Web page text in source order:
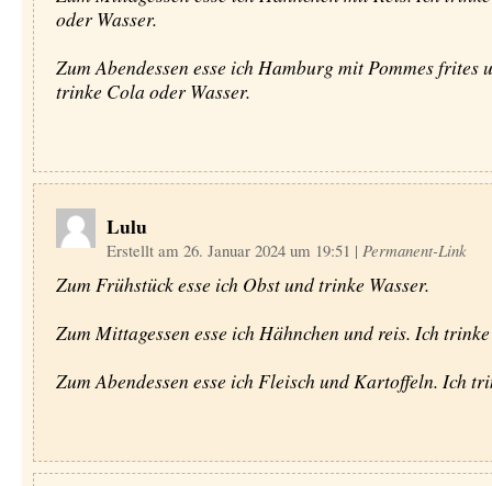
oder Wasser.
Zum Abendessen esse ich Hamburg mit Pommes frites
trinke Cola oder Wasser.
Lulu
Erstellt am 26. Januar 2024 um 19:51 | Permanent-Link
Zum Frühstück esse ich Obst und trinke Wasser.
Zum Mittagessen esse ich Hähnchen und reis. Ich trinke
Zum Abendessen esse ich Fleisch und Kartoffeln. Ich